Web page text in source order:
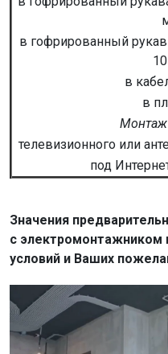
в гофрированный
в
в
Монтаж
телевизионного или
под
Значения
с электромонтажником
условий и Ваших